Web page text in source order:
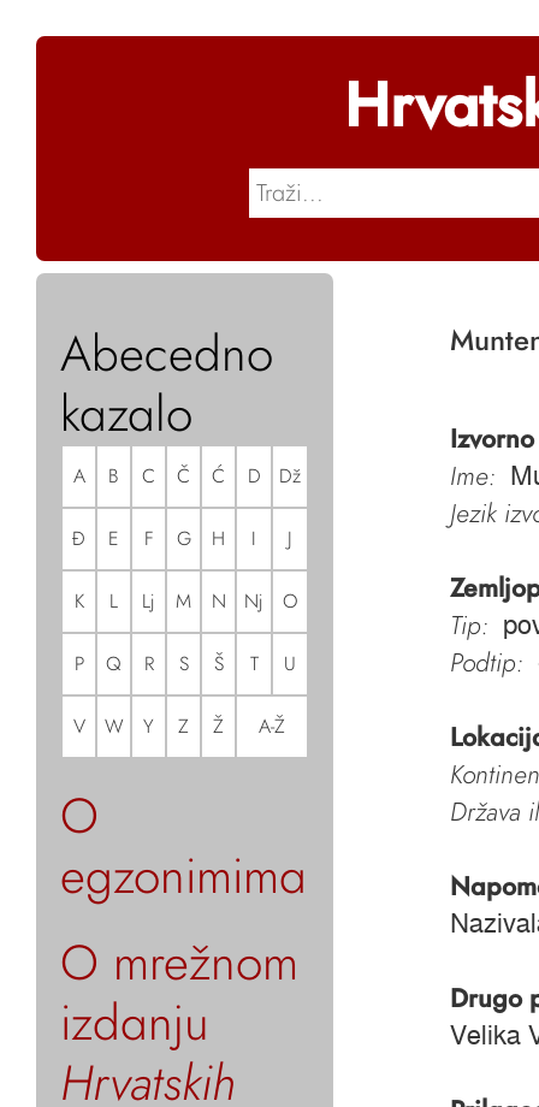
Abecedno
kazalo
A B C Č Ć D Dž
Đ E F G H I J
K L Lj M N Nj O
P Q R S Š T U
V W Y Z Ž A-Ž
O
egzonimima
O mrežnom
izdanju
Hrvatskih
Ime:
Jezik
Tip:
Podtip:
Država
Drugo
Velika